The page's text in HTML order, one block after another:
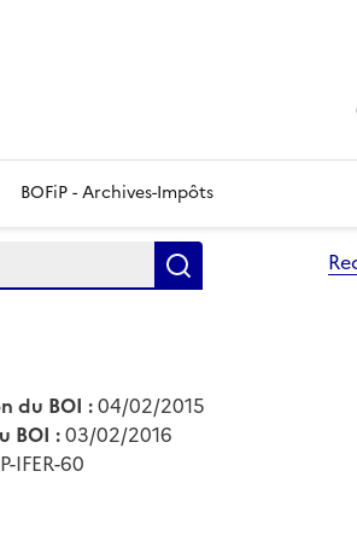
BOFiP - Archives-Impôts
du BOI :04/02/2015
BOI :03/02/2016
IFER-60